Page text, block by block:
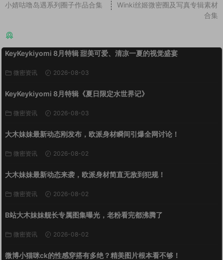
小婧咕噜岛遇系列圈子作品合集
Winki丝姬微密圈及写真专辑素材
合集
KeyKeykiyomi 8月特辑 甜美可爱、清凉一夏的视觉盛宴
微密资讯 2026-08-03
KeyKeykiyomi 8月特辑《夏日限定水世界记》
微密资讯 2026-08-03
大木妹妹最新动态刚发布，欧派身材瞬间引爆全网讨论！
微密资讯 2026-08-02
大木妹妹最新动态来袭，欧派身材简直无敌到犯规！
微密资讯 2026-08-02
B站大木妹妹舰长专属图集曝光，老粉看完都沸腾了
微密资讯 2026-08-02
微博小猫咪ck的性感穿搭有多绝？精美图片根本看不够！